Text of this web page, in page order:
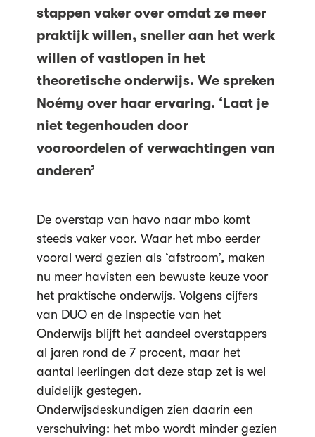
stappen vaker over omdat ze meer
praktijk willen, sneller aan het werk
willen of vastlopen in het
theoretische onderwijs. We spreken
Noémy over haar ervaring. ‘Laat je
niet tegenhouden door
vooroordelen of verwachtingen van
anderen’
De overstap van havo naar mbo komt
steeds vaker voor. Waar het mbo eerder
vooral werd gezien als ‘afstroom’, maken
nu meer havisten een bewuste keuze voor
het praktische onderwijs. Volgens cijfers
van DUO en de Inspectie van het
Onderwijs blijft het aandeel overstappers
al jaren rond de 7 procent, maar het
aantal leerlingen dat deze stap zet is wel
duidelijk gestegen.
Onderwijsdeskundigen zien daarin een
verschuiving: het mbo wordt minder gezien